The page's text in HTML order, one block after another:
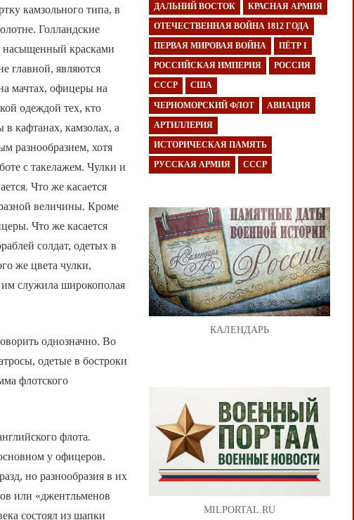
камзольного типа, в
Голландские
насыщенный красками
главной, являются
мачтах, офицеры на
одеждой тех, кто
кафтанах, камзолах, а
разнообразием, хотя
с такелажем. Чулки и
Что же касается
величины. Кроме
Что же касается
солдат, одетых в
же цвета чулки,
служила широкополая
однозначно. Во
одетые в бостроки
флотского
флота.
у офицеров.
но разнообразия в их
или «джентльменов
состоял из шапки
ДАЛЬНИЙ ВОСТОК КРАСНАЯ АРМИЯ
ОТЕЧЕСТВЕННАЯ ВОЙНА 1812 ГОДА
ПЕРВАЯ МИРОВАЯ ВОЙНА ПЁТР I
РОССИЙСКАЯ ИМПЕРИЯ РОССИЯ
СССР США
ЧЕРНОМОРСКИЙ ФЛОТ АВИАЦИЯ
АРТИЛЛЕРИЯ
ИСТОРИЧЕСКАЯ ПАМЯТЬ
РУССКАЯ АРМИЯ СССР
КАЛЕНДАРЬ
MILPORTAL.RU